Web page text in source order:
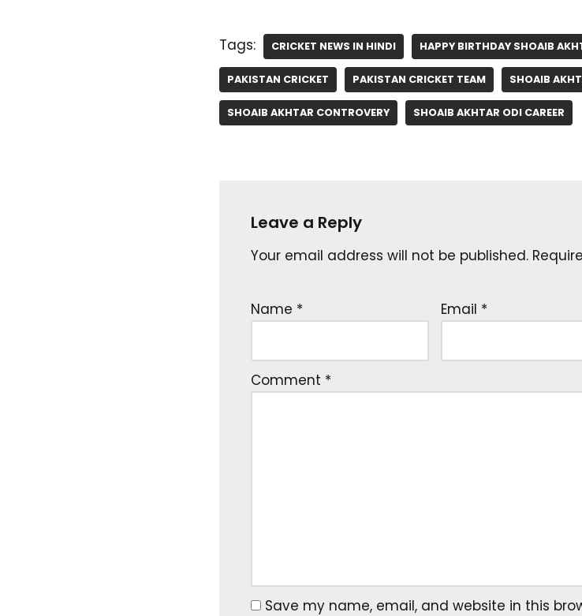
Tags: CRICKET NEWS IN HINDI HAPPY BIRTHDAY SHOAIB
PAKISTAN CRICKET PAKISTAN CRICKET TEAM SHOAIB
SHOAIB AKHTAR CONTROVERY SHOAIB AKHTAR ODI CAREER
Leave a Reply
Your email address will not be published.
Name * Email *
Comment *
Save my name, email, and website in this